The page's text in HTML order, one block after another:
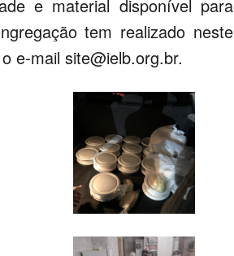
e material disponível para
tem realizado neste
e-mail site@ielb.org.br.